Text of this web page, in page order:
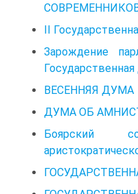
II
Зарождение
ВЕСЕННЯЯ ДУМА
ДУМА ОБ
Боярский